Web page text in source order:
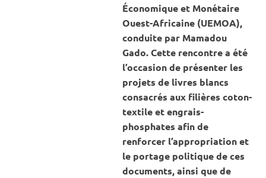
Économique et Monétaire
Ouest-Africaine (UEMOA),
conduite par Mamadou
Gado. Cette rencontre a été
l’occasion de présenter les
projets de livres blancs
consacrés aux filières coton-
textile et engrais-
phosphates afin de
renforcer l’appropriation et
le portage politique de ces
documents, ainsi que de